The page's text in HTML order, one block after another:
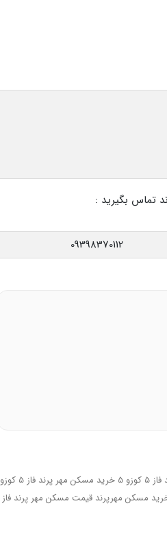
تماس بگیرید :
09398370112
5
خرید مسکن مهر پرند فاز 5 کوزو
مسکن مهرپرند قیمت مسکن مهر پرند فاز